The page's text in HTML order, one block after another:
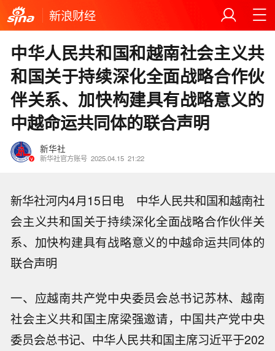
新浪财经
中华人民共和国和越南社会主义共
和国关于持续深化全面战略合作伙
伴关系、加快构建具有战略意义的
中越命运共同体的联合声明
新华社
新华社官方账号 2025.04.15 21:22
新华社河内4月15日电 中华人民共和国和越南社
会主义共和国关于持续深化全面战略合作伙伴关
系、加快构建具有战略意义的中越命运共同体的
联合声明
一、应越南共产党中央委员会总书记苏林、越南
社会主义共和国主席梁强邀请，中国共产党中央
委员会总书记、中华人民共和国主席习近平于202